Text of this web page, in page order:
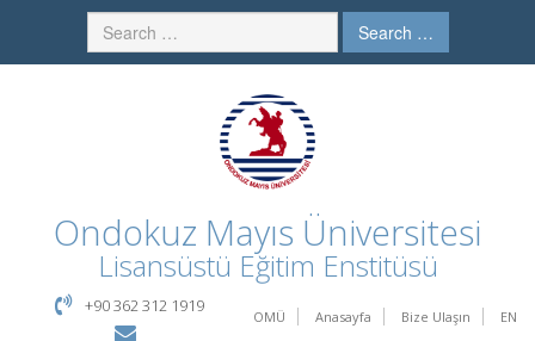
Search …
Ondokuz Mayıs Üniversitesi
Lisansüstü Eğitim Enstitüsü
OMÜ Anasayfa Bize Ulaşın EN
+90 362 312 1919